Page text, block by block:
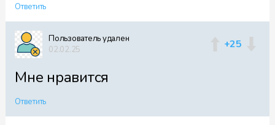
Ответить
Пользователь удален
02.02.25
+25
Мне нравится
Ответить